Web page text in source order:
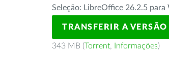
Seleção: LibreOffice 26.2.5
TRANSFERIR A
343 MB (Torrent, Informações)